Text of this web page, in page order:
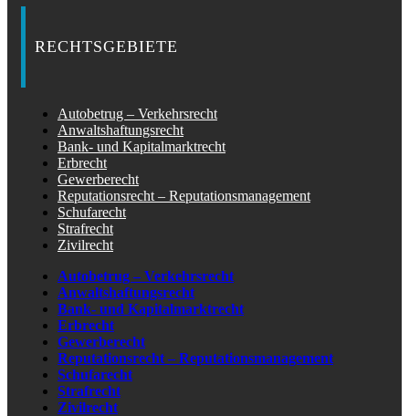
RECHTSGEBIETE
Autobetrug – Verkehrsrecht
Anwaltshaftungsrecht
Bank- und Kapitalmarktrecht
Erbrecht
Gewerberecht
Reputationsrecht – Reputationsmanagement
Schufarecht
Strafrecht
Zivilrecht
Autobetrug – Verkehrsrecht
Anwaltshaftungsrecht
Bank- und Kapitalmarktrecht
Erbrecht
Gewerberecht
Reputationsrecht – Reputationsmanagement
Schufarecht
Strafrecht
Zivilrecht